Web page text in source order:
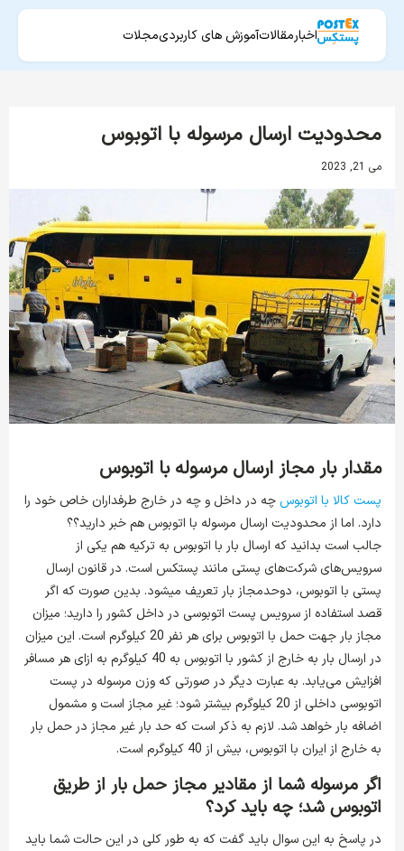
اخبارمقالاتآموزش های کاربردیمجلات
محدودیت‌ ارسال مرسوله با اتوبوس
می 21, 2023
مقدار بار مجاز ارسال مرسوله با اتوبوس
پست کالا با اتوبوس چه در داخل و چه در خارج طرفداران خاص خود را
دارد. اما از محدودیت‌ ارسال مرسوله با اتوبوس هم خبر دارید؟؟
جالب است بدانید که ارسال بار با اتوبوس به ترکیه هم یکی از
سرویس‌های شرکت‌های پستی مانند پستکس است. در قانون ارسال
پستی با اتوبوس، دوحدمجاز بار تعریف میشود. بدین صورت که اگر
قصد استفاده از سرویس پست اتوبوسی در داخل کشور را دارید؛ میزان
مجاز بار جهت حمل با اتوبوس برای هر نفر 20 کیلوگرم است. این میزان
در ارسال بار به خارج از کشور با اتوبوس به 40 کیلوگرم به ازای هر مسافر
افزایش می‌یابد. به عبارت دیگر در صورتی که وزن مرسوله در پست
اتوبوسی داخلی از 20 کیلوگرم بیشتر شود؛ غیر مجاز است و مشمول
اضافه بار خواهد شد. لازم به ذکر است که حد بار غیر مجاز در حمل بار
به خارج از ایران با اتوبوس، بیش از 40 کیلوگرم است.
اگر مرسوله شما از مقادیر مجاز حمل بار از طریق
اتوبوس شد؛ چه باید کرد؟
در پاسخ به این سوال باید گفت که به طور کلی در این حالت شما باید